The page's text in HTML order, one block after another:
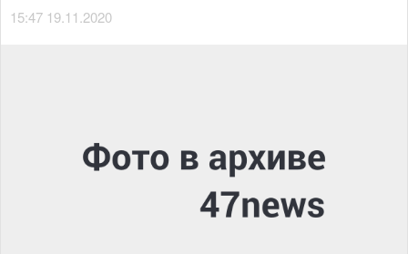
15:47 19.11.2020